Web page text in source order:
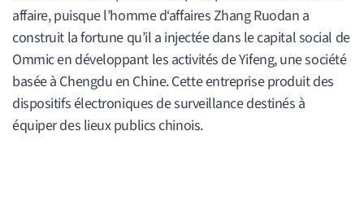
affaire, puisque l’homme d‘affaires Zhang Ruodan a
construit la fortune qu’il a injectée dans le capital social de
Ommic en développant les activités de Yifeng, une société
basée à Chengdu en Chine. Cette entreprise produit des
dispositifs électroniques de surveillance destinés à
équiper des lieux publics chinois.